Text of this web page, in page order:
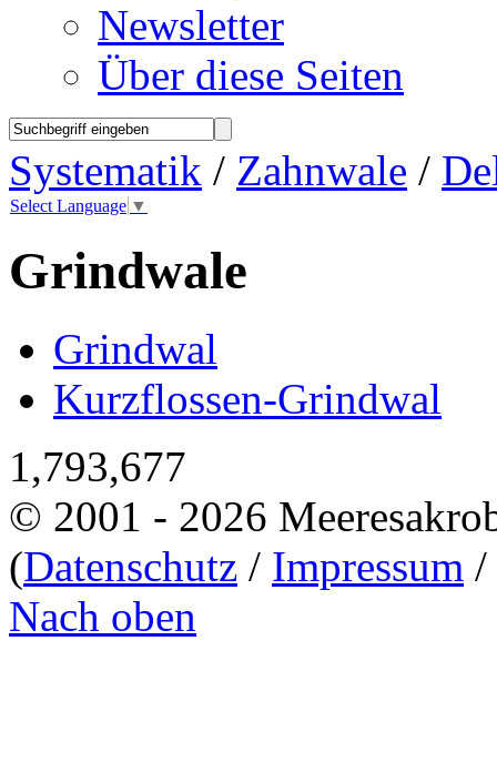
Newsletter
Über diese Seiten
Systematik / Zahnwale /
Select Language ▼
Grindwale
Grindwal
Kurzflossen-Grindwal
1,793,677
© 2001 - 2026
(Datenschutz / Impressum /
Nach oben